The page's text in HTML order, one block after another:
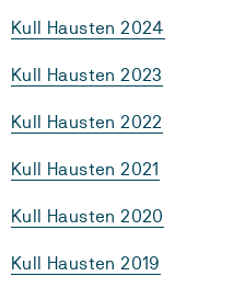
Kull Hausten 2024
Kull Hausten 2023
Kull Hausten 2022
Kull Hausten 2021
Kull Hausten 2020
Kull Hausten 2019